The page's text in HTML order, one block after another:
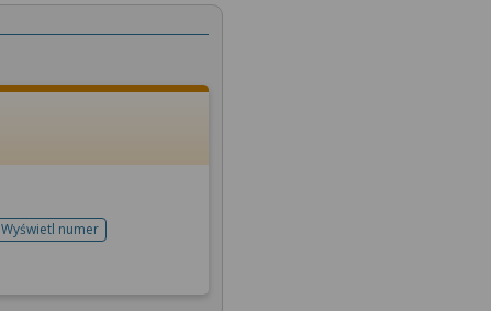
Wyświetl numertelefonu do rejestracji